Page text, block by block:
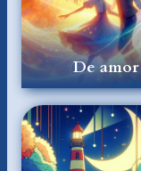
De amor